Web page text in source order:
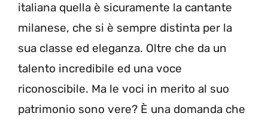
italiana quella è sicuramente la cantante
milanese, che si è sempre distinta per la
sua classe ed eleganza. Oltre che da un
talento incredibile ed una voce
riconoscibile. Ma le voci in merito al suo
patrimonio sono vere? È una domanda che